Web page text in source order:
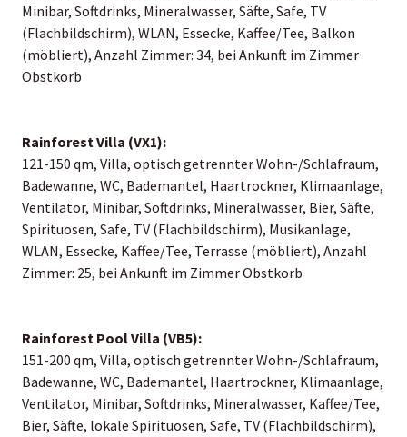
Minibar, Softdrinks, Mineralwasser, Säfte, Safe, TV
(Flachbildschirm), WLAN, Essecke, Kaffee/Tee, Balkon
(möbliert), Anzahl Zimmer: 34, bei Ankunft im Zimmer
Obstkorb
Rainforest Villa (VX1):
121-150 qm, Villa, optisch getrennter Wohn-/Schlafraum,
Badewanne, WC, Bademantel, Haartrockner, Klimaanlage,
Ventilator, Minibar, Softdrinks, Mineralwasser, Bier, Säfte,
Spirituosen, Safe, TV (Flachbildschirm), Musikanlage,
WLAN, Essecke, Kaffee/Tee, Terrasse (möbliert), Anzahl
Zimmer: 25, bei Ankunft im Zimmer Obstkorb
Rainforest Pool Villa (VB5):
151-200 qm, Villa, optisch getrennter Wohn-/Schlafraum,
Badewanne, WC, Bademantel, Haartrockner, Klimaanlage,
Ventilator, Minibar, Softdrinks, Mineralwasser, Kaffee/Tee,
Bier, Säfte, lokale Spirituosen, Safe, TV (Flachbildschirm),